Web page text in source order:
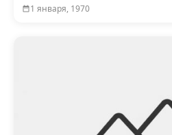
1 января, 1970